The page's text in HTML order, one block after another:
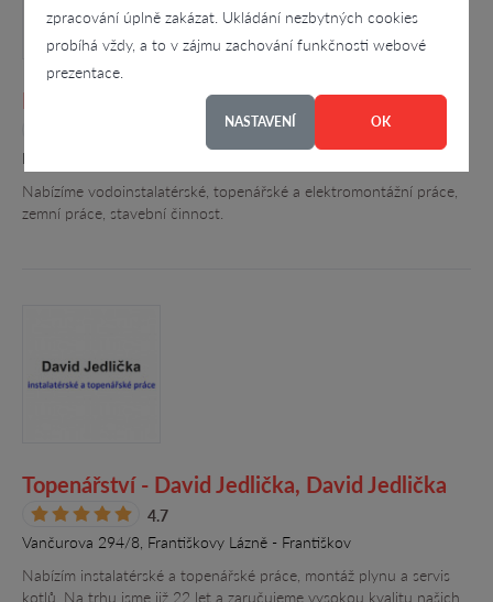
zpracování úplně zakázat. Ukládání nezbytných cookies
probíhá vždy, a to v zájmu zachování funkčnosti webové
prezentace.
NASTAVENÍ OK
Luděk Hladík
Pihel 39, Pihel
Nabízíme vodoinstalatérské, topenářské a elektromontážní práce,
zemní práce, stavební činnost.
Topenářství - David Jedlička, David Jedlička
4.7
Vančurova 294/8, Františkovy Lázně - Františkov
Nabízím instalatérské a topenářské práce, montáž plynu a servis
kotlů. Na trhu jsme již 22 let a zaručujeme vysokou kvalitu našich